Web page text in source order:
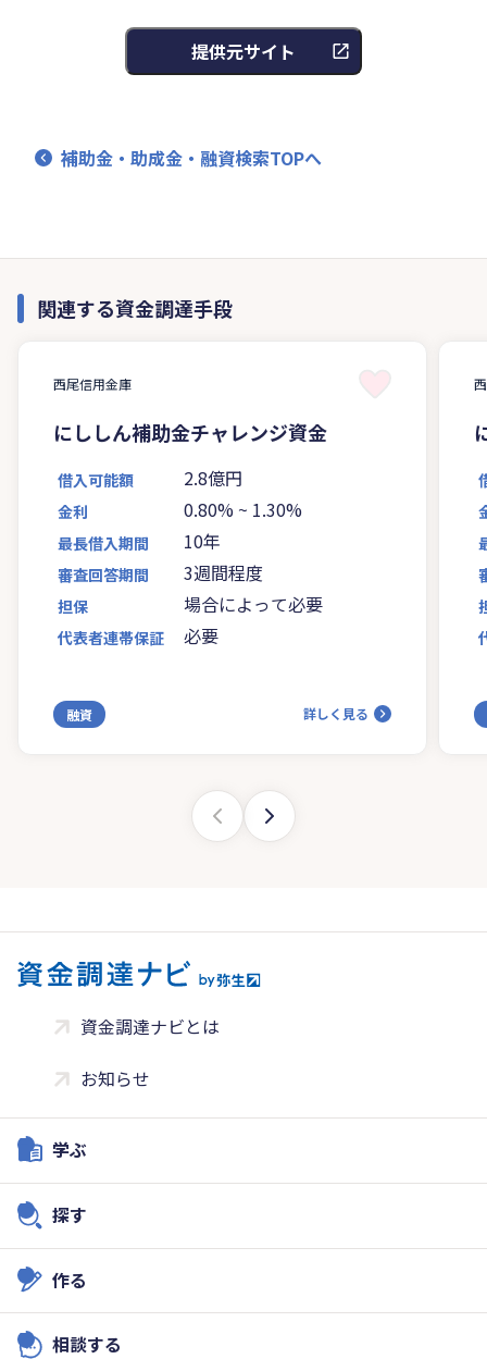
提供元サイト
補助金・助成金・融資検索TOPへ
関連する資金調達手段
西尾信用金庫
にししん補助金チャレンジ資金
借入可能額 2.8億円
金利 0.80% ~ 1.30%
最長借入期間 10年
審査回答期間 3週間程度
担保 場合によって必要
代表者連帯保証 必要
融資 詳しく見る
資金調達ナビとは
お知らせ
学ぶ
探す
作る
相談する